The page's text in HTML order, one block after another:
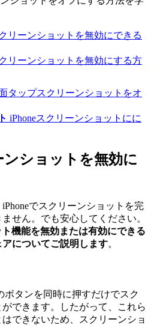
リーンショットを無効にできる
リーンショットを無効にする方
タップスクリーンショットをオ
iPhoneスクリーンショットにに
ンショットを無効に
でスクリーンショットを完
せん。でも安心してください。
機能を無効または有効にできる
についてご説明します。
ボタンを同時に押すだけでスク
できます。したがって、これら
できないため、スクリーンショ